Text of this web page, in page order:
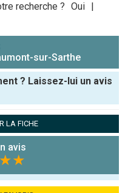
recherche ? Oui |
sur-Sarthe
? Laissez-lui un avis
:
LA FICHE
avis